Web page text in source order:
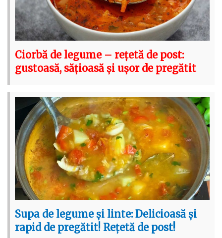
Ciorbă de legume – rețetă de post:
gustoasă, sățioasă și ușor de pregătit
Supa de legume și linte: Delicioasă și
rapid de pregătit! Rețetă de post!